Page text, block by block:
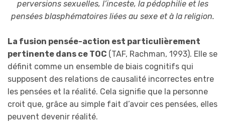
perversions sexuelles, l’inceste, la pédophilie et les
pensées blasphématoires liées au sexe et à la religion.
La fusion pensée-action est particulièrement
pertinente dans ce TOC (TAF, Rachman, 1993). Elle se
définit comme un ensemble de biais cognitifs qui
supposent des relations de causalité incorrectes entre
les pensées et la réalité. Cela signifie que la personne
croit que, grâce au simple fait d’avoir ces pensées, elles
peuvent devenir réalité.